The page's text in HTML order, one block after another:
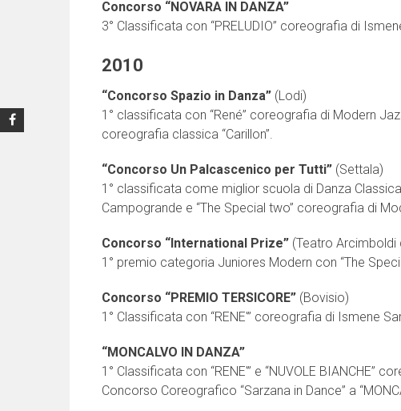
Concorso “NOVARA IN DANZA”
3° Classificata con “PRELUDIO” coreografia di
2010
“Concorso Spazio in Danza” (Lodi)
1° classificata con “René” coreografia di Modern
coreografia classica “Carillon”.
“Concorso Un Palcascenico per Tutti” (Settala)
1° classificata come miglior scuola di Danza
Campogrande e “The Special two” coreografia di
Concorso “International Prize” (Teatro Arcimboldi
1° premio categoria Juniores Modern con “The
Concorso “PREMIO TERSICORE” (Bovisio)
1° Classificata con “RENE'” coreografia di Ismene
“MONCALVO IN DANZA”
1° Classificata con “RENE'” e “NUVOLE BIANCHE”
Concorso Coreografico “Sarzana in Dance” a